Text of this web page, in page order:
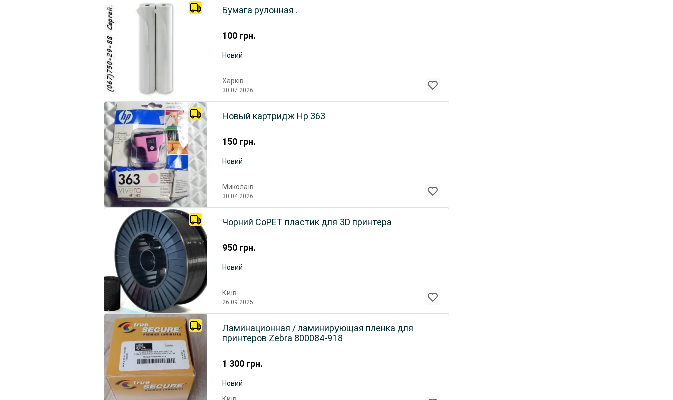
100 грн.
Бумага рулонная .
Новий
Харків
30.07.2026
150 грн.
Новый картридж Hp 363
Новий
Миколаїв
30.04.2026
950 грн.
Чорний CoPET пластик для 3D принтера
Новий
Київ
26.09.2025
1 300 грн.
Ламинационная / ламинирующая пленка для
принтеров Zebra 800084-918
Новий